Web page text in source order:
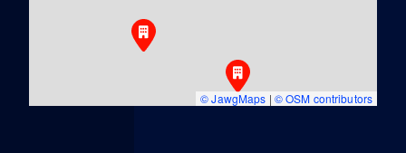
© JawgMaps | © OSM contributors